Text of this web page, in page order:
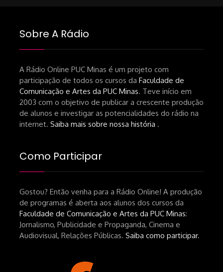
Sobre A Rádio
A Rádio Online PUC Minas é um projeto com
participação de todos os cursos da Faculdade de
Comunicação e Artes da PUC Minas. Teve início em
2003 com o objetivo de publicar a crescente produção
de alunos e investigar as potencialidades do rádio na
internet. Saiba mais sobre nossa história .
Como Participar
Gostou? Então venha para a Rádio Online! A produção
de programas é aberta aos alunos dos cursos da
Faculdade de Comunicação e Artes da PUC Minas:
Jornalismo, Publicidade e Propaganda, Cinema e
Audiovisual, Relações Públicas. Saiba como participar.